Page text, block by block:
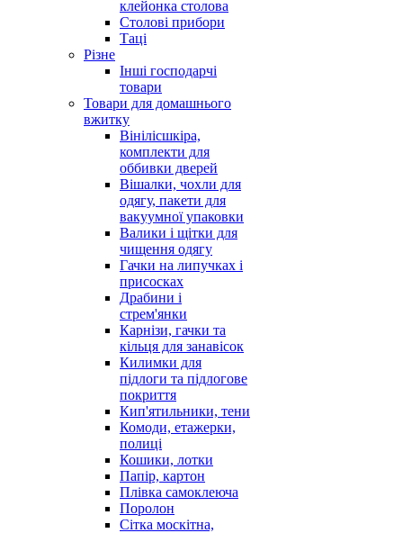
клейонка столова
Столові прибори
Таці
Різне
Інші господарчі
товари
Товари для домашнього
вжитку
Вінілісшкіра,
комплекти для
оббивки дверей
Вішалки, чохли для
одягу, пакети для
вакуумної упаковки
Валики і щітки для
чищення одягу
Гачки на липучках і
присосках
Драбини і
стрем'янки
Карнізи, гачки та
кільця для занавісок
Килимки для
підлоги та підлогове
покриття
Кип'ятильники, тени
Комоди, етажерки,
полиці
Кошики, лотки
Папір, картон
Плівка самоклеюча
Поролон
Сітка москітна,